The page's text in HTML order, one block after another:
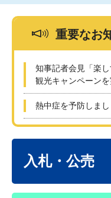
重要なお
知事記者会見「楽
観光キャンペーン
熱中症を予防しまし
入札・公売